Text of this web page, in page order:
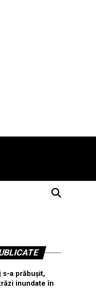
s-a prăbușit,
inundate în